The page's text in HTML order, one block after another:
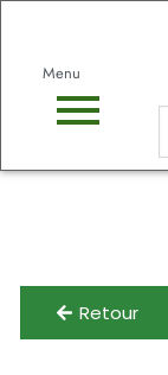
Menu
Retour